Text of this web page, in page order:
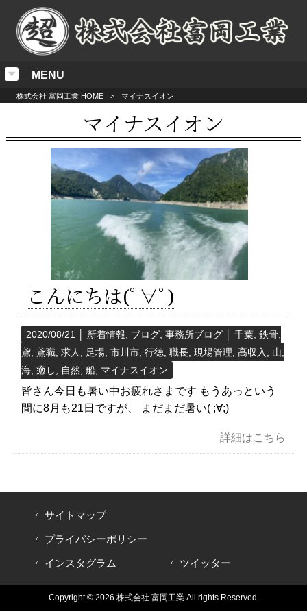
MENU
株式会社 富岡工業 HOME > マイナスイオン
マイナスイオン
こんにちは(ﾟ∀ﾟ)
2020/08/21 新着情報 ブログ ,事務所ブログ │千葉 ,鉄骨
鳶 ,鳶職 ,求人 足場 ,市川市 ,行徳 ,職長 ,現場管理 ,高収入 山
海 ,癒し 自然 ,船 マイナスイオン
皆さん今日も暑い中お疲れさまです もうあっという
間に8月も21日ですが、 まだまだ暑い( ;∀;)
詳細はこちら
サイトマップ
プライバシーポリシー
インスタグラム ツイッター
Copyright © 2026 株式会社 富岡工業 All rights Reserved.